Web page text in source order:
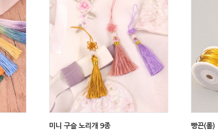
미니 구슬 노리개 9종 빵끈(롤)